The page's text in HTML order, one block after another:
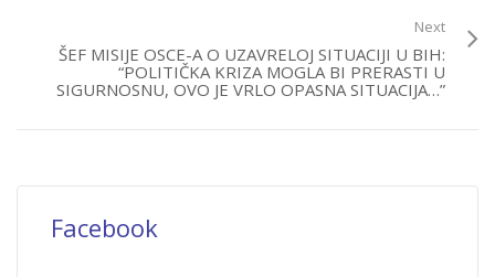
Next
ŠEF MISIJE OSCE-A O UZAVRELOJ SITUACIJI U BIH:
“POLITIČKA KRIZA MOGLA BI PRERASTI U
SIGURNOSNU, OVO JE VRLO OPASNA SITUACIJA…”
Facebook